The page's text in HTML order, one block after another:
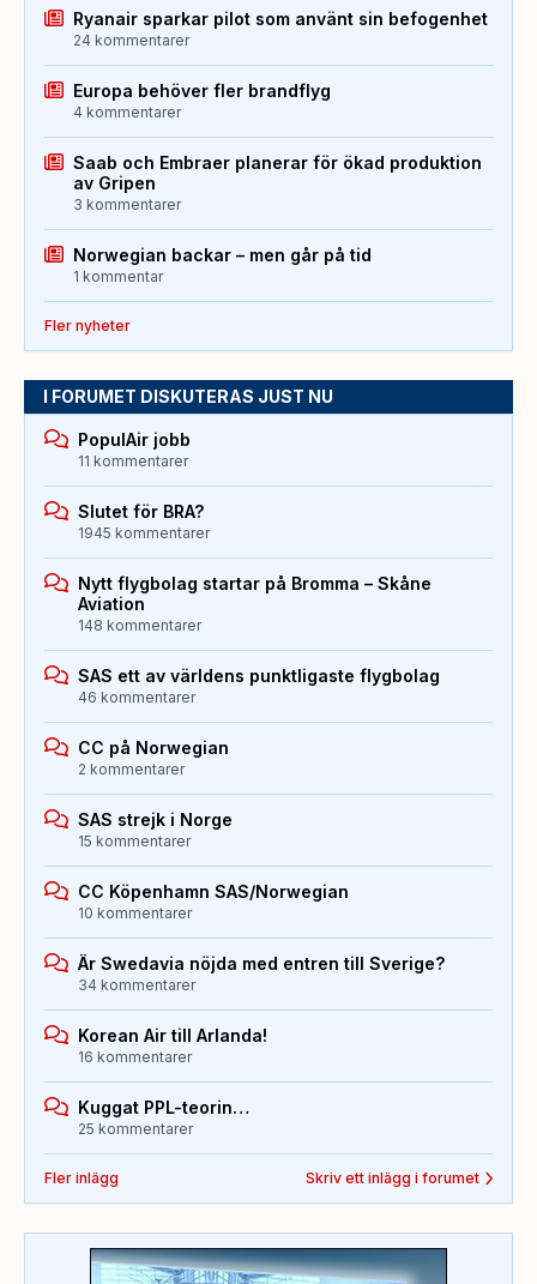
Ryanair sparkar pilot som använt sin befogenhet
24 kommentarer
Europa behöver fler brandflyg
4 kommentarer
Saab och Embraer planerar för ökad produktion
av Gripen
3 kommentarer
Norwegian backar – men går på tid
1 kommentar
Fler nyheter
I FORUMET DISKUTERAS JUST NU
PopulAir jobb
11 kommentarer
Slutet för BRA?
1945 kommentarer
Nytt flygbolag startar på Bromma – Skåne
Aviation
148 kommentarer
SAS ett av världens punktligaste flygbolag
46 kommentarer
CC på Norwegian
2 kommentarer
SAS strejk i Norge
15 kommentarer
CC Köpenhamn SAS/Norwegian
10 kommentarer
Är Swedavia nöjda med entren till Sverige?
34 kommentarer
Korean Air till Arlanda!
16 kommentarer
Kuggat PPL-teorin…
25 kommentarer
Fler inlägg Skriv ett inlägg i forumet